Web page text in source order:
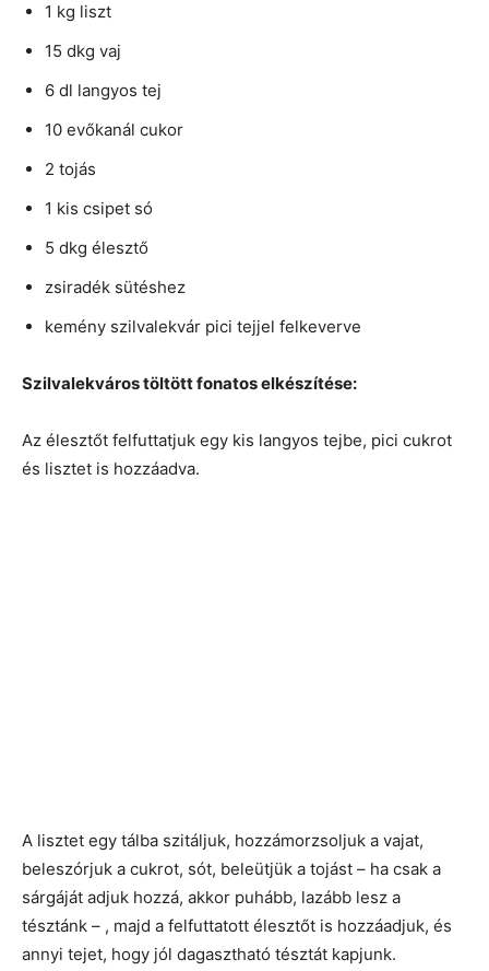
1 kg liszt
15 dkg vaj
6 dl langyos tej
10 evőkanál cukor
2 tojás
1 kis csipet só
5 dkg élesztő
zsiradék sütéshez
kemény szilvalekvár pici tejjel felkeverve
Szilvalekváros töltött fonatos elkészítése:
Az élesztőt felfuttatjuk egy kis langyos tejbe, pici cukrot
és lisztet is hozzáadva.
A lisztet egy tálba szitáljuk, hozzámorzsoljuk a vajat,
beleszórjuk a cukrot, sót, beleütjük a tojást – ha csak a
sárgáját adjuk hozzá, akkor puhább, lazább lesz a
tésztánk – , majd a felfuttatott élesztőt is hozzáadjuk, és
annyi tejet, hogy jól dagasztható tésztát kapjunk.